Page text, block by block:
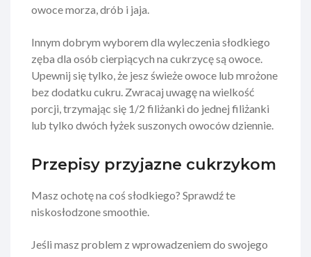
owoce morza, drób i jaja.
Innym dobrym wyborem dla wyleczenia słodkiego
zęba dla osób cierpiących na cukrzycę są owoce.
Upewnij się tylko, że jesz świeże owoce lub mrożone
bez dodatku cukru. Zwracaj uwagę na wielkość
porcji, trzymając się 1/2 filiżanki do jednej filiżanki
lub tylko dwóch łyżek suszonych owoców dziennie.
Przepisy przyjazne cukrzykom
Masz ochotę na coś słodkiego? Sprawdź te
niskosłodzone smoothie.
Jeśli masz problem z wprowadzeniem do swojego